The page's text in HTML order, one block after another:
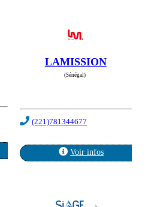
LAMISSION
(Sénégal)
(221)781344677
Voir infos